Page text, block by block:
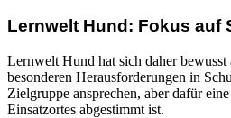
Lernwelt Hund: Fokus auf
Lernwelt Hund hat sich daher
besonderen Herausforderungen in
Zielgruppe ansprechen, aber dafür
Einsatzortes abgestimmt ist.